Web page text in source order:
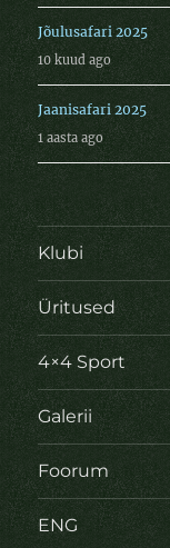
Jõulusafari 2025
10 kuud ago
Jaanisafari 2025
1 aasta ago
Klubi
Üritused
4×4 Sport
Galerii
Foorum
ENG